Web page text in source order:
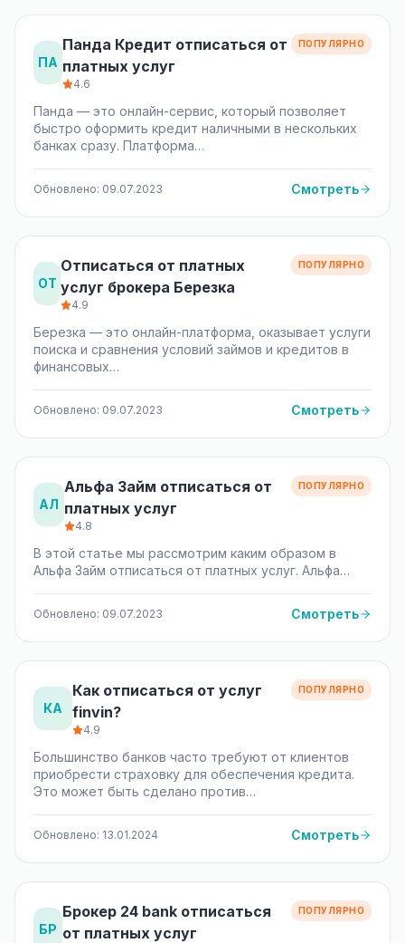
ПА
Панда Кредит отписаться от
платных услуг
4.6
ПОПУЛЯРНО
Панда — это онлайн-сервис, который позволяет
быстро оформить кредит наличными в нескольких
банках сразу. Платформа…
Обновлено: 09.07.2023 Смотреть
ОТ
Отписаться от платных
услуг брокера Березка
4.9
ПОПУЛЯРНО
Березка — это онлайн-платформа, оказывает услуги
поиска и сравнения условий займов и кредитов в
финансовых…
Обновлено: 09.07.2023 Смотреть
АЛ
Альфа Займ отписаться от
платных услуг
4.8
ПОПУЛЯРНО
В этой статье мы рассмотрим каким образом в
Альфа Займ отписаться от платных услуг. Альфа…
Обновлено: 09.07.2023 Смотреть
КА
Как отписаться от услуг
finvin?
4.9
ПОПУЛЯРНО
Большинство банков часто требуют от клиентов
приобрести страховку для обеспечения кредита.
Это может быть сделано против…
Обновлено: 13.01.2024 Смотреть
БР
Брокер 24 bank отписаться
от платных услуг
ПОПУЛЯРНО